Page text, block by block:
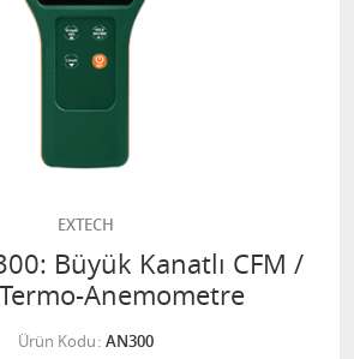
EXTECH
Büyük Kanatlı CFM /
Anemometre
Ürün Kodu AN300